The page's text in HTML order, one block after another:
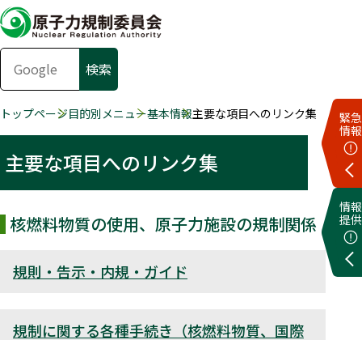
緊急
情報
情報
提供
トップページ目的別メニュー基本情報主要な項目へのリンク集
主要な項目へのリンク集
核燃料物質の使用、原子力施設の規制関係
規則・告示・内規・ガイド
規制に関する各種手続き（核燃料物質、国際